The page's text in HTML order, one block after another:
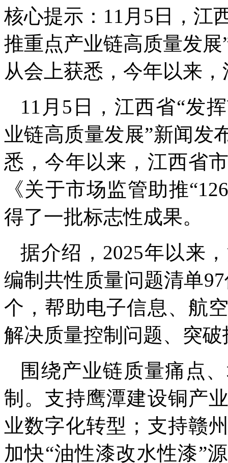
核心提示：11月5日，江
推重点产业链高质量发
从会上获悉，今年以来
11月5日，江西省“发
业链高质量发展”新闻发
悉，今年以来，江西省
《关于市场监管助推
得了一批标志性成果。
据介绍，2025年以来
编制共性质量问题清单
个，帮助电子信息、航
解决质量控制问题、突
围绕产业链质量痛点
制。支持鹰潭建设铜产
业数字化转型；支持赣
加快“油性漆改水性漆”